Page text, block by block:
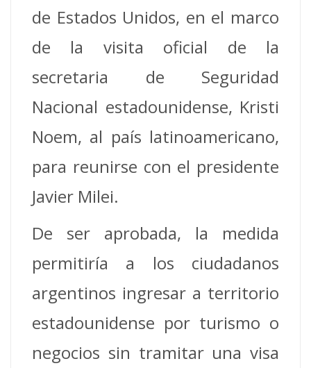
de Estados Unidos, en el marco
de la visita oficial de la
secretaria de Seguridad
Nacional estadounidense, Kristi
Noem, al país latinoamericano,
para reunirse con el presidente
Javier Milei.
De ser aprobada, la medida
permitiría a los ciudadanos
argentinos ingresar a territorio
estadounidense por turismo o
negocios sin tramitar una visa